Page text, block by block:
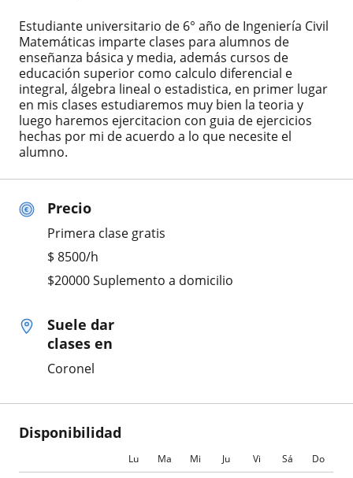
Precio
Primera clase gratis
$ 8500/h
$20000 Suplemento a domicilio
Suele dar
clases en
Coronel
Disponibilidad
Lu Ma Mi Ju Vi Sá Do
Estudiante universitario de 6° año de Ingeniería Civil
Matemáticas imparte clases para alumnos de
enseñanza básica y media, además cursos de
educación superior como calculo diferencial e
integral, álgebra lineal o estadistica, en primer lugar
en mis clases estudiaremos muy bien la teoria y
luego haremos ejercitacion con guia de ejercicios
hechas por mi de acuerdo a lo que necesite el
alumno.